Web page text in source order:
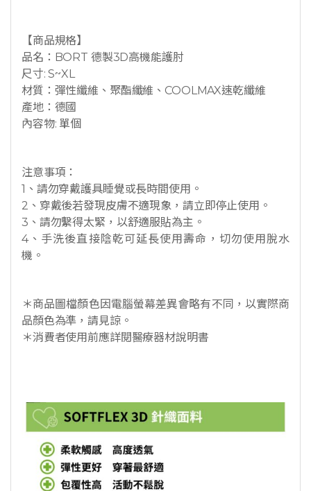
【商品規格】
品名：BORT 德製3D高機能護肘
尺寸: S~XL
材質：彈性纖維、聚酯纖維、COOLMAX速乾纖維
產地：德國
內容物: 單個
注意事項：
1、請勿穿戴護具睡覺或長時間使用。
2、穿戴後若發現皮膚不適現象，請立即停止使用。
3、請勿繫得太緊，以舒適服貼為主。
4、手洗後直接陰乾可延長使用壽命，切勿使用脫水
機。
＊商品圖檔顏色因電腦螢幕差異會略有不同，以實際商
品顏色為準，請見諒。
＊消費者使用前應詳閱醫療器材說明書